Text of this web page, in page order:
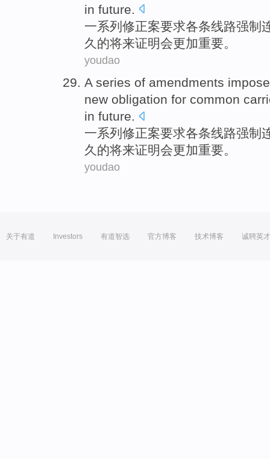
in future
一系列修正案要求各条线路强制
久的将来证明会更加重要。
youdao
A series of amendments
new obligation for common
in future.
一系列 修正案要求各条线路强制
久的将来证明会更加重要。
youdao
关于有道 Investors 有道智选 官方博客 技术博客 诚聘英才